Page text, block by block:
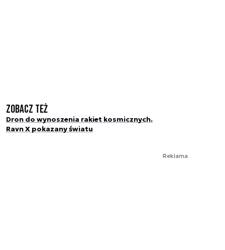
Zobacz też
Dron do wynoszenia rakiet kosmicznych.
Ravn X pokazany światu
Reklama